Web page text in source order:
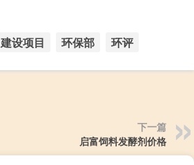
建设项目 环保部 环评
下一篇
启富饲料发酵剂价格